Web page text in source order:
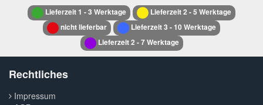
Lieferzeit 1 - 3 Werktage
Lieferzeit 2 - 5 Werktage
nicht lieferbar
Lieferzeit 3 - 10 Werktage
Lieferzeit 2 - 7 Werktage
Rechtliches
Impressum